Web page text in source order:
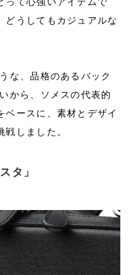
どうしてもカジュアルな
な、品格のあるバック
から、ソメスの代表的
ベースに、素材とデザイ
しました。
タ」